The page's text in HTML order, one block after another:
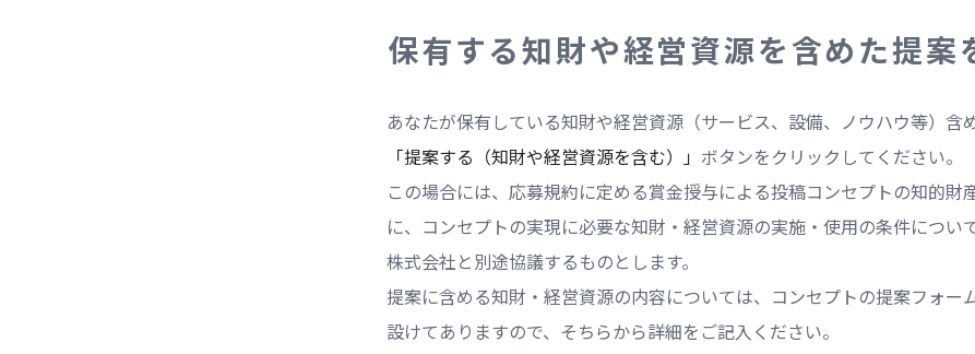
保有する知財や経営資源を含めた提案
あなたが保有している知財や経営資源（サービス、設備、ノウハウ等）含
「提案する（知財や経営資源を含む）」 ボタンをクリックしてください。
この場合には、応募規約に定める賞金授与による投稿コンセプトの知的財
に、コンセプトの実現に必要な知財・経営資源の実施・使用の条件につい
株式会社と別途協議するものとします。
提案に含める知財・経営資源の内容については、コンセプトの提案フォー
設けてありますので、そちらから詳細をご記入ください。